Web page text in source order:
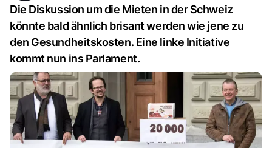
Die Diskussion um die Mieten in der Schweiz
könnte bald ähnlich brisant werden wie jene zu
den Gesundheitskosten. Eine linke Initiative
kommt nun ins Parlament.